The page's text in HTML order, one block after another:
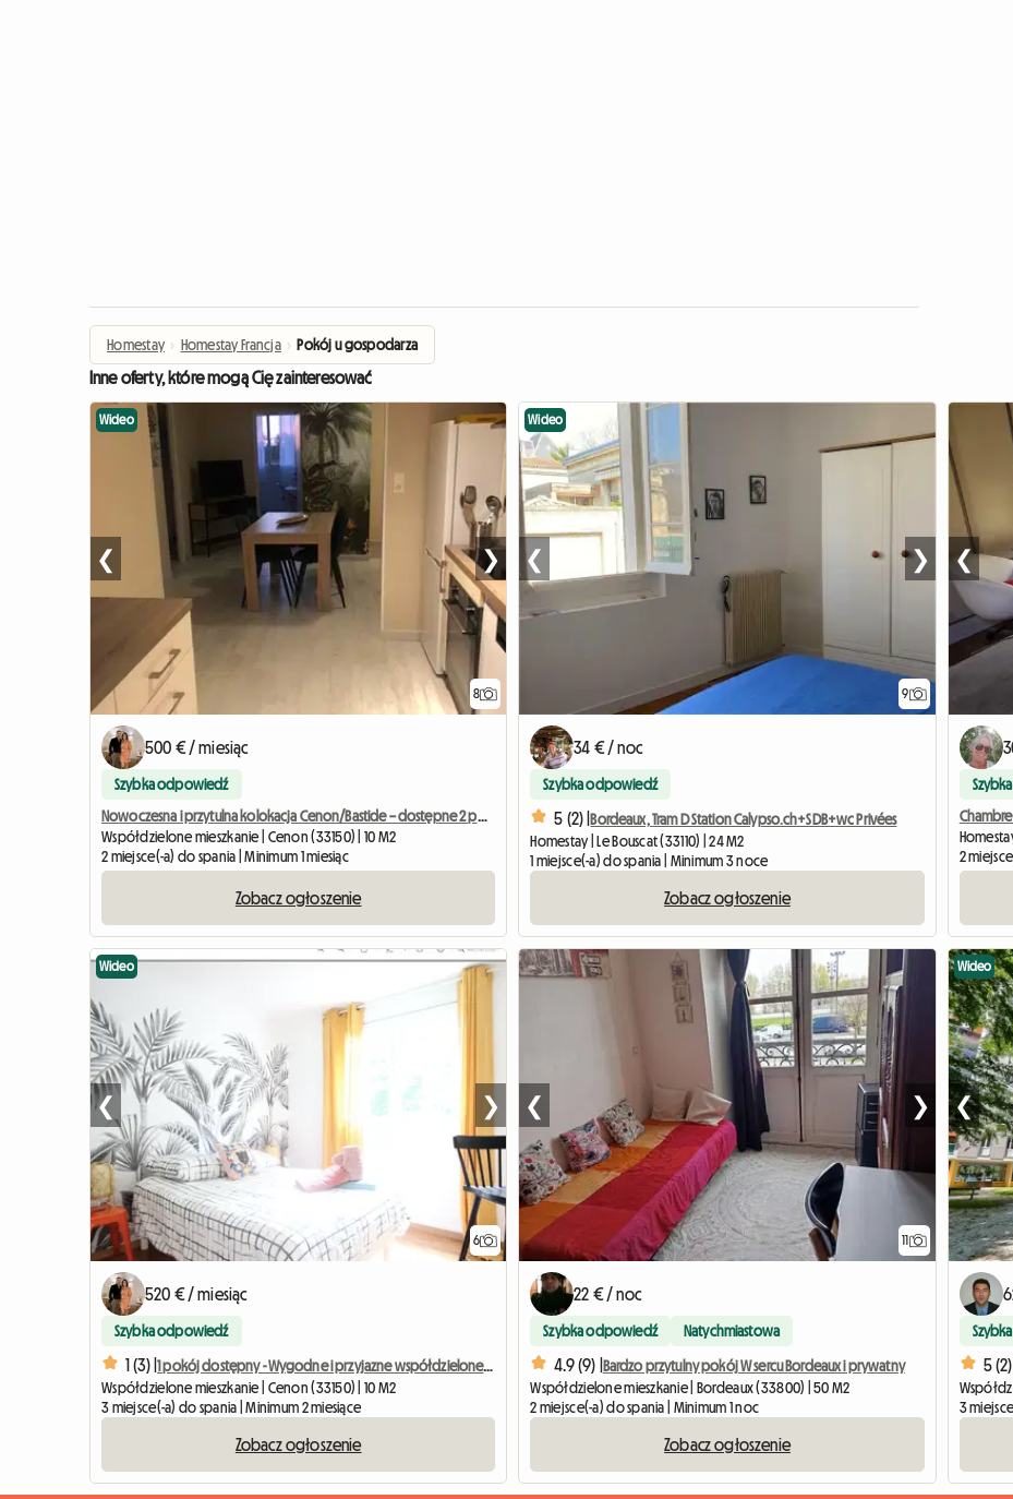
Homestay › Homestay Francja › Pokój u gospodarza
Inne oferty, które mogą Cię zainteresować
8
Wideo
❮ ❯
500 € / miesiąc
Szybka odpowiedź
Nowoczesna i przytulna kolokacja Cenon/Bastide – dostępne 2 pokoje
Współdzielone mieszkanie | Cenon (33150) | 10 M2
2 miejsce(-a) do spania | Minimum 1 miesiąc
Zobacz ogłoszenie
9
Wideo
❮ ❯
34 € / noc
Szybka odpowiedź
5 (2) |Bordeaux, Tram D Station Calypso.ch+SDB+wc Privées
Homestay | Le Bouscat (33110) | 24 M2
1 miejsce(-a) do spania | Minimum 3 noce
Zobacz ogłoszenie
❮
2
6
Wideo
❮ ❯
520 € / miesiąc
Szybka odpowiedź
1 (3) |
1 pokój dostępny - Wygodne i przyjazne współdzielone mieszkanie
Współdzielone mieszkanie | Cenon (33150) | 10 M2
3 miejsce(-a) do spania | Minimum 2 miesiące
Zobacz ogłoszenie
11
❮ ❯
22 € / noc
Szybka odpowiedź Natychmiastowa
4.9 (9) |
Bardzo przytulny pokój W sercu Bordeaux i prywatny
Współdzielone mieszkanie | Bordeaux (33800) | 50 M2
2 miejsce(-a) do spania | Minimum 1 noc
Zobacz ogłoszenie
Wideo
❮
5 (2) |
3